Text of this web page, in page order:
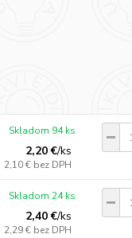
2,20 €/ks
2,10 € bez DPH
Skladom 94 ks
2,40 €/ks
2,29 € bez DPH
Skladom 24 ks